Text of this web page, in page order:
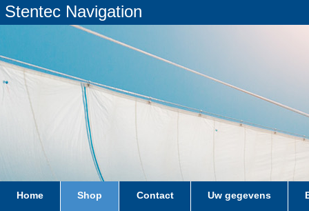
Stentec Navigation
Home Shop Contact Uw gegevens